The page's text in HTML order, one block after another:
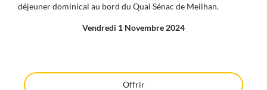
déjeuner dominical au bord du Quai Sénac de Meilhan.
Vendredi 1 Novembre 2024
Offrir